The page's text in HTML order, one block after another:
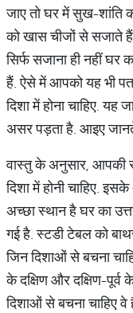
जाए तो घर में सुख-शांति
को खास चीजों से सजाते
सिर्फ सजाना ही नहीं
हैं. ऐसे में आपको यह भी
दिशा में होना चाहिए.
असर पड़ता है. आइए
वास्तु के अनुसार, आपकी
दिशा में होनी चाहिए.
अच्छा स्थान है घर का
गई है. स्टडी टेबल को
जिन दिशाओं से बचना
के दक्षिण और दक्षिण-
दिशाओं से बचना चाहिए वे